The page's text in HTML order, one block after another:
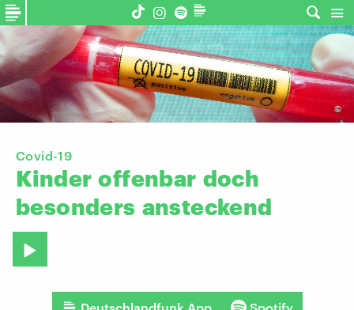
©
Covid-19
Kinder offenbar doch
besonders ansteckend